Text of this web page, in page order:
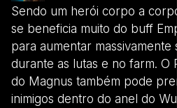
Sendo um herói corpo a
se beneficia muito do buff
para aumentar massivamente
durante as lutas e no farm. O
do Magnus também pode
inimigos dentro do anel do